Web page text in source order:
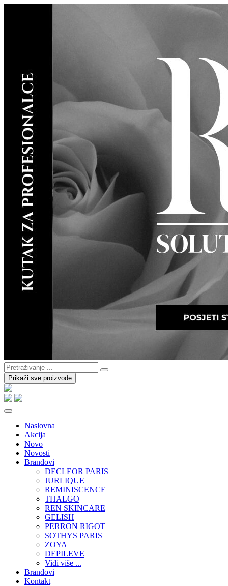
Prikaži sve proizvode
Naslovna
Akcija
Novo
Novosti
Brandovi
DECLEOR PARIS
JURLIQUE
REMINISCENCE
THALGO
REN SKINCARE
GELISH
PERRON RIGOT
SOTHYS PARIS
ZOYA
DEPILEVE
Vidi više ...
Brandovi
Kontakt